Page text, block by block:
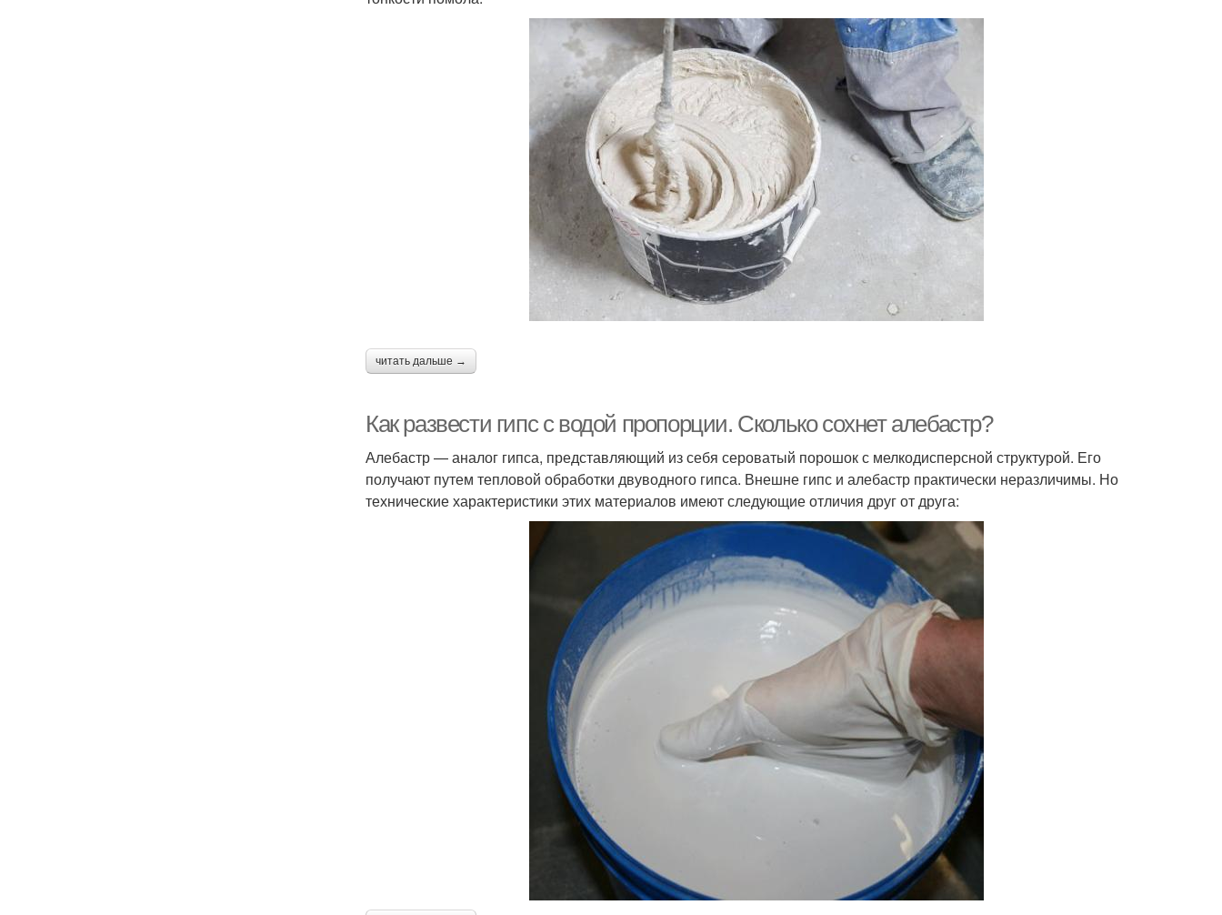
читать дальше →
Как развести гипс с водой пропорции. Сколько сохнет алебастр?
Алебастр — аналог гипса, представляющий из себя сероватый порошок с мелкодисперсной структурой. Его
получают путем тепловой обработки двуводного гипса. Внешне гипс и алебастр практически неразличимы. Но
технические характеристики этих материалов имеют следующие отличия друг от друга: